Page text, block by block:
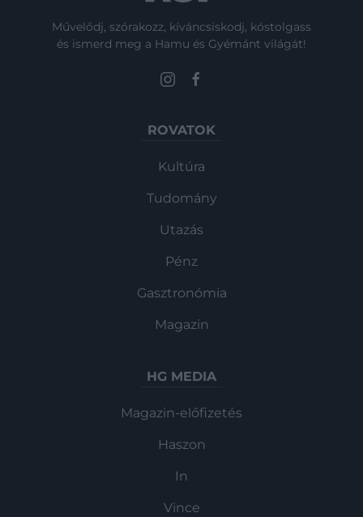
Művelődj, szórakozz, kíváncsiskodj, kóstolgass
és ismerd meg a Hamu és Gyémánt világát!
ROVATOK
Kultúra
Tudomány
Utazás
Pénz
Gasztronómia
Magazin
HG MEDIA
Magazin-előfizetés
Haszon
In
Vince